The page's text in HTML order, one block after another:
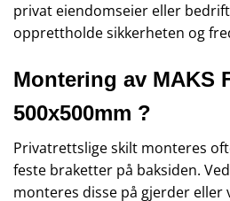
privat eiendomseier eller
opprettholde sikkerheten og
Montering av MAKS
500x500mm ?
Privatrettslige skilt monteres
feste braketter på baksiden.
monteres disse på gjerder eller